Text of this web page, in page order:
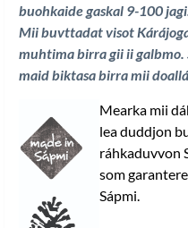
buohkaide gaskal 9-100 jagi
Mii buvttadat visot
muhtima birra gii ii galbmo.
maid biktasa birra mii
Mearka mii
lea duddjon
ráhkaduvvon
som
Sápmi.